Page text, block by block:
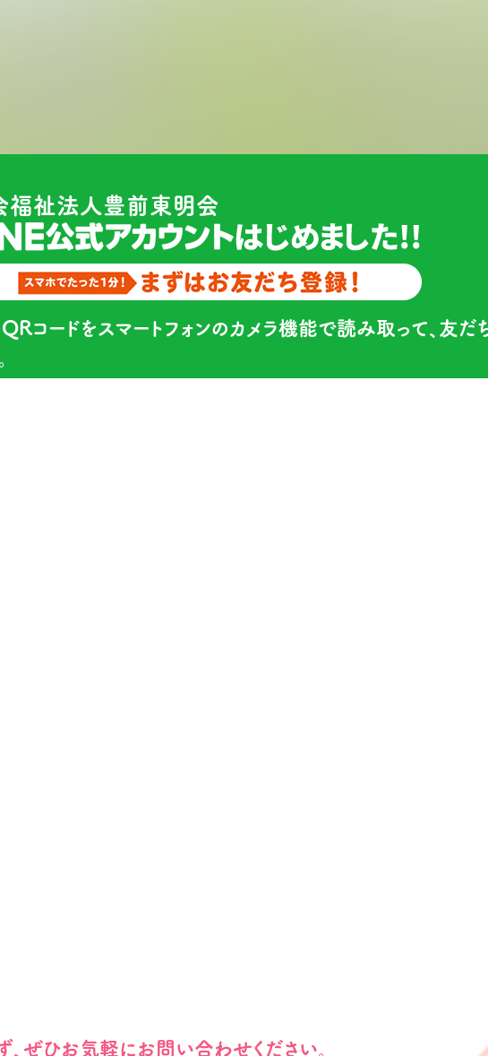
福祉法人豊前東明会
コードをスマートフォンのカメラ機能で読み取って、友だ
ぜひお気軽にお問い合わせください。